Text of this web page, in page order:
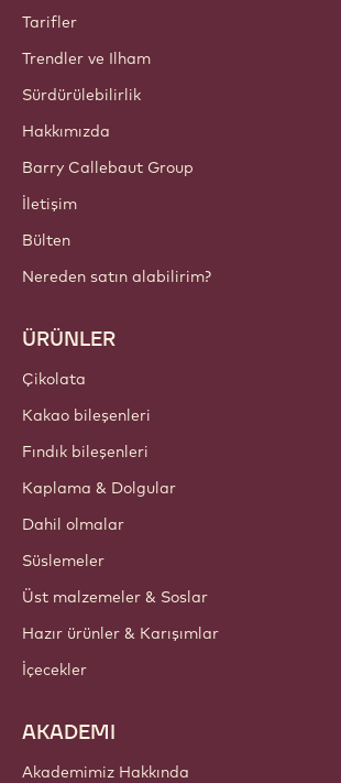
Callebaut
Tarifler
Trendler ve Ilham
Sürdürülebilirlik
Hakkımızda
Barry Callebaut Group
İletişim
Bülten
Nereden satın alabilirim?
ÜRÜNLER
Çikolata
Kakao bileşenleri
Fındık bileşenleri
Kaplama & Dolgular
Dahil olmalar
Süslemeler
Üst malzemeler & Soslar
Hazır ürünler & Karışımlar
İçecekler
AKADEMI
Akademimiz Hakkında